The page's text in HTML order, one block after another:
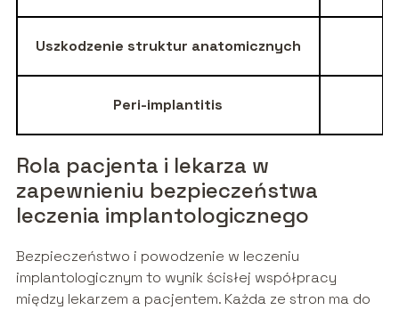
Uszkodzenie struktur anatomicznych
Peri-implantitis
Rola pacjenta i lekarza w
zapewnieniu bezpieczeństwa
leczenia implantologicznego
Bezpieczeństwo i powodzenie w leczeniu
implantologicznym to wynik ścisłej współpracy
między lekarzem a pacjentem. Każda ze stron ma do